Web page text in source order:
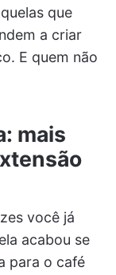
que
a criar
E quem não
mais
você já
acabou se
para o café